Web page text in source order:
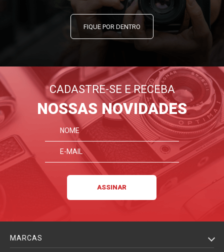
FIQUE POR DENTRO
CADASTRE-SE E RECEBA
NOSSAS NOVIDADES
MARCAS